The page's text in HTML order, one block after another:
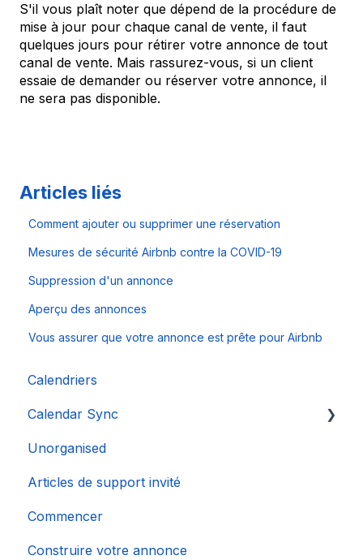
S'il vous plaît noter que dépend de la procédure de
mise à jour pour chaque canal de vente, il faut
quelques jours pour rétirer votre annonce de tout
canal de vente. Mais rassurez-vous, si un client
essaie de demander ou réserver votre annonce, il
ne sera pas disponible.
Articles liés
Comment ajouter ou supprimer une réservation
Mesures de sécurité Airbnb contre la COVID-19
Suppression d'un annonce
Aperçu des annonces
Vous assurer que votre annonce est prête pour Airbnb
Calendriers
Calendar Sync
Importation de calendriers populaires
Unorganised
Articles de support invité
Commencer
Construire votre annonce